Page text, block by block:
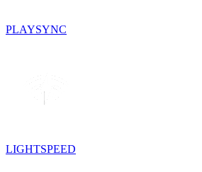
PLAYSYNC
LIGHTSPEED